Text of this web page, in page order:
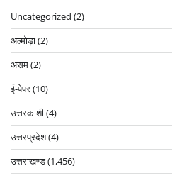
Uncategorized (2)
अल्मोड़ा(2)
असम(2)
ई-पेपर(10)
उत्तरकाशी(4)
उत्तरप्रदेश(4)
उत्तराखण्ड(1,456)